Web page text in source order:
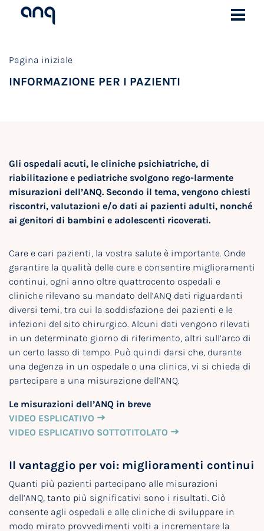
Pagina iniziale
INFORMAZIONE PER I PAZIENTI
Gli ospedali acuti, le cliniche psichiatriche, di
riabilitazione e pediatriche svolgono rego-larmente
misurazioni dell’ANQ. Secondo il tema, vengono chiesti
riscontri, valutazioni e/o dati ai pazienti adulti, nonché
ai genitori di bambini e adolescenti ricoverati.
Care e cari pazienti, la vostra salute è importante. Onde
garantire la qualità delle cure e consentire miglioramenti
continui, ogni anno oltre quattrocento ospedali e
cliniche rilevano su mandato dell’ANQ dati riguardanti
diversi temi, tra cui la soddisfazione dei pazienti e le
infezioni del sito chirurgico. Alcuni dati vengono rilevati
in un determinato giorno di riferimento, altri sull’arco di
un certo lasso di tempo. Può quindi darsi che, durante
una degenza in un ospedale o una clinica, vi si chieda di
partecipare a una misurazione dell’ANQ.
Le misurazioni dell’ANQ in breve
VIDEO ESPLICATIVO
VIDEO ESPLICATIVO SOTTOTITOLATO
Il vantaggio per voi: miglioramenti continui
Quanti più pazienti partecipano alle misurazioni
dell’ANQ, tanto più significativi sono i risultati. Ciò
consente agli ospedali e alle cliniche di sviluppare in
modo mirato provvedimenti volti a incrementare la